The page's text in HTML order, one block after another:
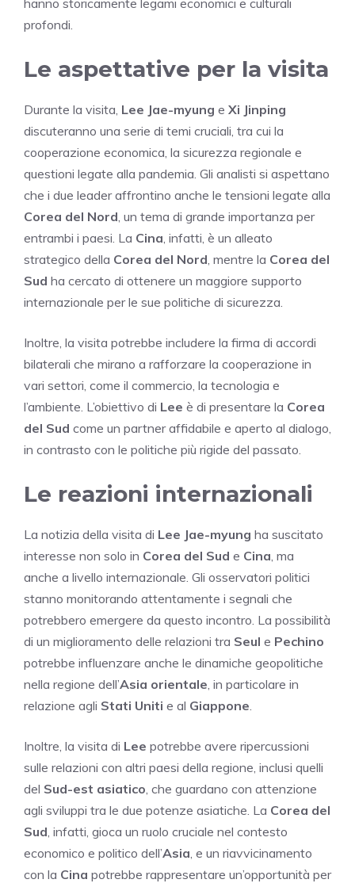
hanno storicamente legami economici e culturali
profondi.
Le aspettative per la visita
Durante la visita, Lee Jae-myung e Xi Jinping
discuteranno una serie di temi cruciali, tra cui la
cooperazione economica, la sicurezza regionale e
questioni legate alla pandemia. Gli analisti si aspettano
che i due leader affrontino anche le tensioni legate alla
Corea del Nord, un tema di grande importanza per
entrambi i paesi. La Cina, infatti, è un alleato
strategico della Corea del Nord, mentre la Corea del
Sud ha cercato di ottenere un maggiore supporto
internazionale per le sue politiche di sicurezza.
Inoltre, la visita potrebbe includere la firma di accordi
bilaterali che mirano a rafforzare la cooperazione in
vari settori, come il commercio, la tecnologia e
l’ambiente. L’obiettivo di Lee è di presentare la Corea
del Sud come un partner affidabile e aperto al dialogo,
in contrasto con le politiche più rigide del passato.
Le reazioni internazionali
La notizia della visita di Lee Jae-myung ha suscitato
interesse non solo in Corea del Sud e Cina, ma
anche a livello internazionale. Gli osservatori politici
stanno monitorando attentamente i segnali che
potrebbero emergere da questo incontro. La possibilità
di un miglioramento delle relazioni tra Seul e Pechino
potrebbe influenzare anche le dinamiche geopolitiche
nella regione dell’Asia orientale, in particolare in
relazione agli Stati Uniti e al Giappone.
Inoltre, la visita di Lee potrebbe avere ripercussioni
sulle relazioni con altri paesi della regione, inclusi quelli
del Sud-est asiatico, che guardano con attenzione
agli sviluppi tra le due potenze asiatiche. La Corea del
Sud, infatti, gioca un ruolo cruciale nel contesto
economico e politico dell’Asia, e un riavvicinamento
con la Cina potrebbe rappresentare un’opportunità per